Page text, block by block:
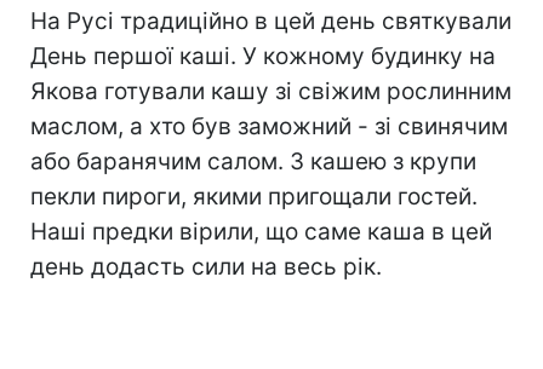
На Русі традиційно в цей день святкували
День першої каші. У кожному будинку на
Якова готували кашу зі свіжим рослинним
маслом, а хто був заможний - зі свинячим
або баранячим салом. З кашею з крупи
пекли пироги, якими пригощали гостей.
Наші предки вірили, що саме каша в цей
день додасть сили на весь рік.